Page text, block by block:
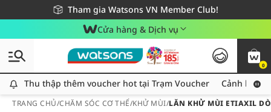
Tham gia Watsons VN Member Club!
Miễn phí giao hàng cho đơn hàng từ 249,000Đ
Giao hàng nhanh 24h - Áp dụng khu vực TP. Hồ Chí Minh
Cửa hàng & Dịch vụ
0
Thu thập thêm voucher hot tại Trạm Voucher
Thu thập thêm voucher hot tại Trạm Voucher Cảnh báo
TRANG CHỦ/CHĂM SÓC CƠ THỂ/KHỬ MÙI/LĂN KHỬ MÙI ETIAXIL